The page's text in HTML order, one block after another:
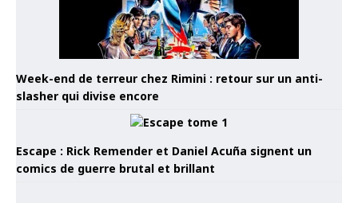
Week-end de terreur chez Rimini : retour sur un anti-
slasher qui divise encore
Escape : Rick Remender et Daniel Acuña signent un
comics de guerre brutal et brillant